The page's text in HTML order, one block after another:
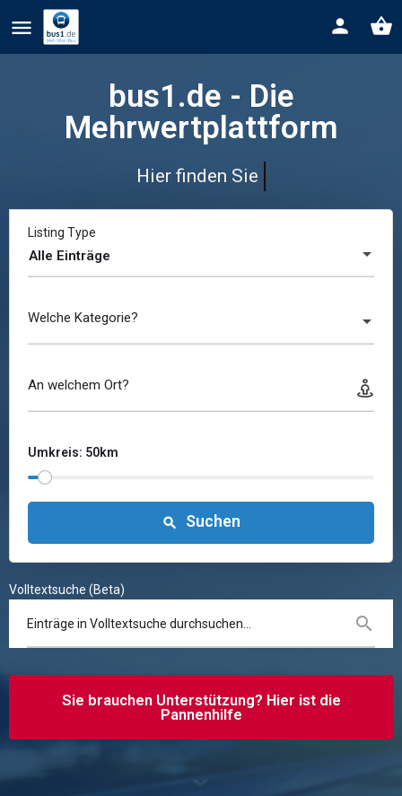
bus1.de - Die
Mehrwertplattform
Hier finden Sie Tankstellen
Alle Einträge
Listing Type
Welche Kategorie?
An welchem Ort?
Umkreis: 50km
Suchen
Volltextsuche (Beta)
Sie brauchen Unterstützung? Hier ist die
Pannenhilfe